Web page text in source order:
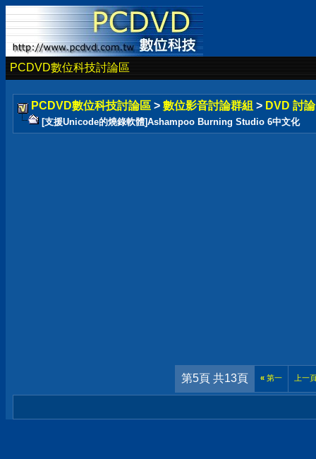
PCDVD數位科技討論區
PCDVD數位科技討論區 > 數位影音討論群組 > DVD 討
[支援Unicode的燒錄軟體]Ashampoo Burning Studio 6中文化
第5頁 共13頁 « 第一 上一